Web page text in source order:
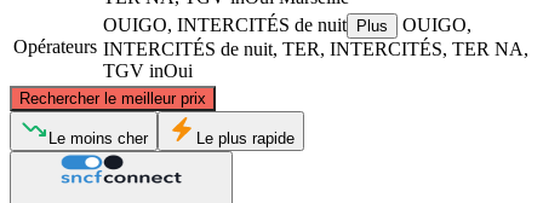
Opérateurs
OUIGO, INTERCITÉS de nuit Plus
OUIGO,
INTERCITÉS de nuit, TER, INTERCITÉS, TER NA,
TGV inOui
Rechercher le meilleur prix
Le moins cher Le plus rapide